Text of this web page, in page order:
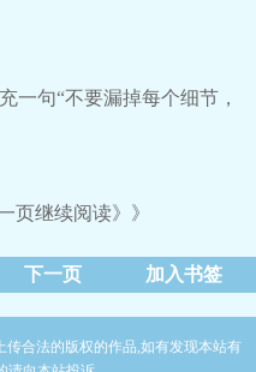
句“不要漏掉每个细节，
页继续阅读》》
下一页 加入书签
合法的版权的作品,如有发现本站有